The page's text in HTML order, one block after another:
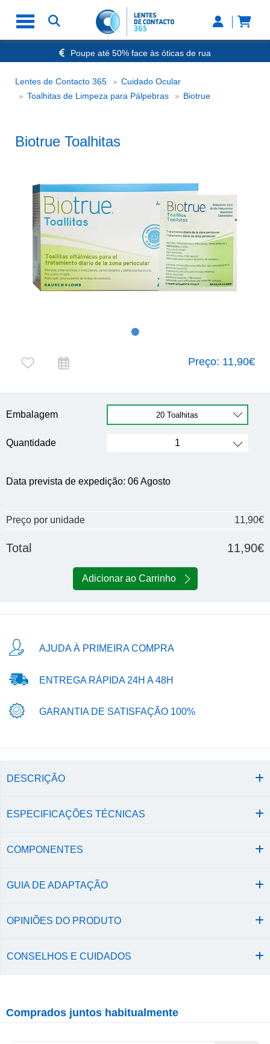
Poupe até 50% face às óticas de rua
Envio Rápido 24h a 48h
Nº1 na Opinião dos Clientes
Lentes de Contacto 365
Cuidado Ocular
Toalhitas de Limpeza para Pálpebras
BiotrueBiotrue
Biotrue Toalhitas
Preço: 11,90€
Embalagem
Quantidade
Data prevista de expedição: 06 Agosto
Preço por unidade 11,90€
Total 11,90€
Adicionar ao Carrinho
AJUDA À PRIMEIRA COMPRA
ENTREGA RÁPIDA 24H A 48H
GARANTIA DE SATISFAÇÃO 100%
DESCRIÇÃO
ESPECIFICAÇÕES TÉCNICAS
COMPONENTES
GUIA DE ADAPTAÇÃO
OPINIÕES DO PRODUTO
CONSELHOS E CUIDADOS
Comprados juntos habitualmente